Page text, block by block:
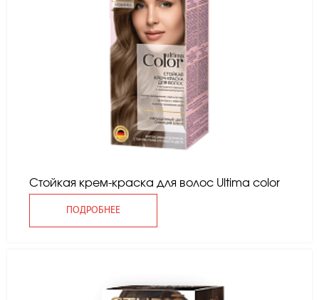
Стойкая крем-краска для волос Ultima color
ПОДРОБНЕЕ